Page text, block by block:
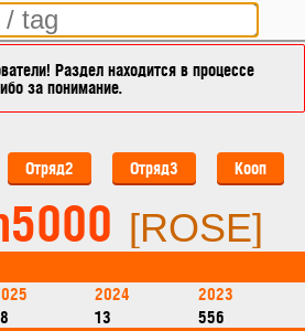
Раздел находится в процессе
за понимание.
Отряд2 Отряд3 Кооп
[ROSE]
2024 2023
13 556